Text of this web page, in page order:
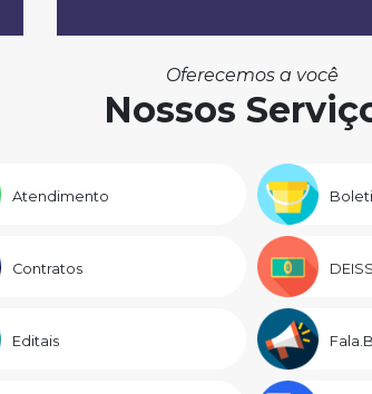
Oferecemos a você
Nossos
Atendimento
Contratos DEISS
Editais